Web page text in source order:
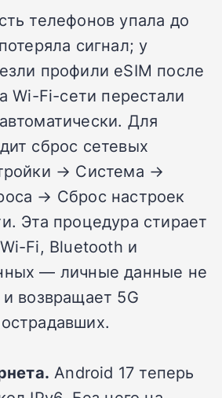
телефонов упала до
сигнал; у
профили eSIM после
Wi-Fi-сети перестали
Для
сброс сетевых
→ Система →
→ Сброс настроек
Эта процедура стирает
Fi, Bluetooth и
— личные данные не
возвращает 5G
Android 17 теперь